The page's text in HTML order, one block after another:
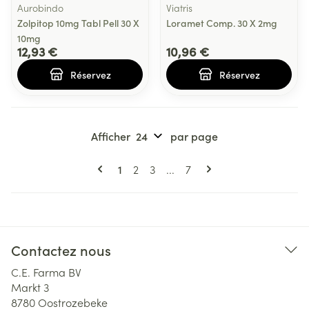
Aurobindo
Zolpitop 10mg Tabl Pell 30 X
10mg
12,93 €
Réservez
Viatris
Loramet Comp. 30 X 2mg
10,96 €
Réservez
Pages
Vous lisez actuellement la page
1 Page
2 Page
3 ... Page
7
Afficher par page
Contactez nous
C.E. Farma BV
Markt 3
8780Oostrozebeke